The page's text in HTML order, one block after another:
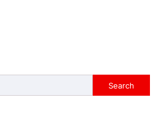
Search